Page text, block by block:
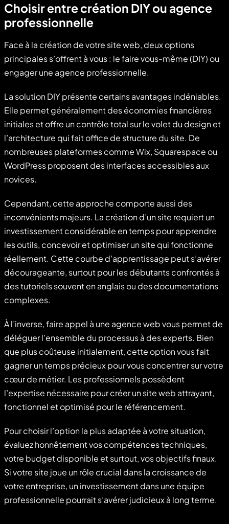
Choisir entre création DIY ou agence
professionnelle
Face à la création de votre site web, deux options
principales s’offrent à vous : le faire vous-même (DIY) ou
engager une agence professionnelle.
La solution DIY présente certains avantages indéniables.
Elle permet généralement des économies financières
initiales et offre un contrôle total sur le volet du design et
l’architecture qui fait office de structure du site. De
nombreuses plateformes comme Wix, Squarespace ou
WordPress proposent des interfaces accessibles aux
novices.
Cependant, cette approche comporte aussi des
inconvénients majeurs. La création d’un site requiert un
investissement considérable en temps pour apprendre
les outils, concevoir et optimiser un site qui fonctionne
réellement. Cette courbe d’apprentissage peut s’avérer
décourageante, surtout pour les débutants confrontés à
des tutoriels souvent en anglais ou des documentations
complexes.
À l’inverse, faire appel à une agence web vous permet de
déléguer l’ensemble du processus à des experts. Bien
que plus coûteuse initialement, cette option vous fait
gagner un temps précieux pour vous concentrer sur votre
cœur de métier. Les professionnels possèdent
l’expertise nécessaire pour créer un site web attrayant,
fonctionnel et optimisé pour le référencement.
Pour choisir l’option la plus adaptée à votre situation,
évaluez honnêtement vos compétences techniques,
votre budget disponible et surtout, vos objectifs finaux.
Si votre site joue un rôle crucial dans la croissance de
votre entreprise, un investissement dans une équipe
professionnelle pourrait s’avérer judicieux à long terme.